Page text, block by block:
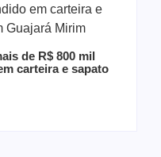
de R$ 800 mil
carteira e sapato